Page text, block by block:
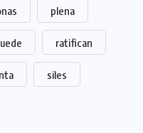
plena
ratifican
siles